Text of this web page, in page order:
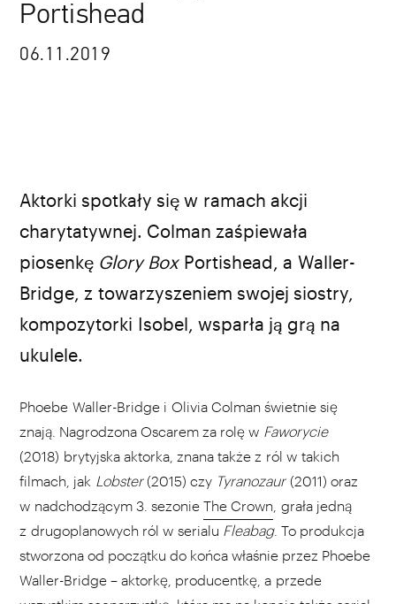
Portishead
06.11.2019
Aktorki spotkały się w ramach akcji
charytatywnej. Colman zaśpiewała
piosenkę Glory BoxPortishead, a Waller-
Bridge, z towarzyszeniem swojej siostry,
kompozytorki Isobel, wsparła ją grą na
ukulele.
Phoebe Waller-Bridge i Olivia Colman świetnie się
znają. Nagrodzona Oscarem za rolę w Faworycie
(2018) brytyjska aktorka, znana także z ról w takich
filmach, jak Lobster(2015) czy Tyranozaur(2011) oraz
w nadchodzącym 3. sezonie The Crown , grała jedną
z drugoplanowych ról w serialu Fleabag. To produkcja
stworzona od początku do końca właśnie przez Phoebe
Waller-Bridge – aktorkę, producentkę, a przede